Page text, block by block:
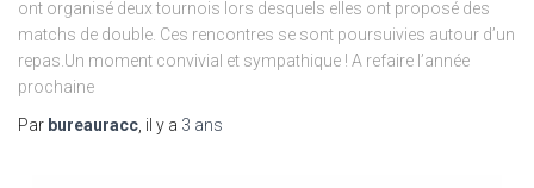
ont organisé deux tournois lors desquels elles ont proposé des
matchs de double. Ces rencontres se sont poursuivies autour d’un
repas.Un moment convivial et sympathique ! A refaire l’année
prochaine
Par bureauracc , il y a 3 ans